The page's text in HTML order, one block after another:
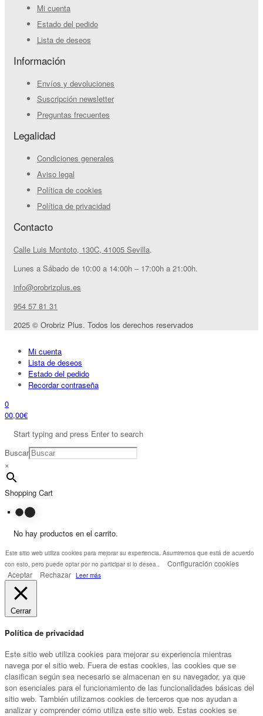
Mi cuenta
Estado del pedido
Lista de deseos
Información
Envíos y devoluciones
Suscripción newsletter
Preguntas frecuentes
Legalidad
Condiciones generales
Aviso legal
Política de cookies
Política de privacidad
Contacto
Calle Luis Montoto, 130C, 41005 Sevilla.
Lunes a Sábado de 10:00 a 14:00h – 17:00h a 21:00h.
info@orobrizplus.es
954 57 81 31
2025 © Orobriz Plus. Todos los derechos reservados
Mi cuenta
Lista de deseos
Estado del pedido
Recordar contraseña
0
00,00€
Start typing and press Enter to search
Buscar
×
Shopping Cart
No hay productos en el carrito.
Este sitio web utiliza cookies para mejorar su experiencia. Asumiremos que está de acuerdo
con esto, pero puede optar por no participar si lo desea..
Configuración cookies
Aceptar
Rechazar Leer más
Cerrar
Política de privacidad
Este sitio web utiliza cookies para mejorar su experiencia mientras
navega por el sitio web. Fuera de estas cookies, las cookies que se
clasifican según sea necesario se almacenan en su navegador, ya que
son esenciales para el funcionamiento de las funcionalidades básicas del
sitio web. También utilizamos cookies de terceros que nos ayudan a
analizar y comprender cómo utiliza este sitio web. Estas cookies se